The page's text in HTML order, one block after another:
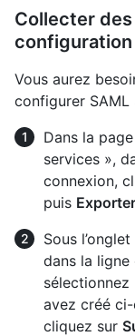
Collecter
configuration
Vous aurez
configurer SAML
Dans la
services »,
connexion,
puis
Sous
dans la
avez créé
cliquez sur